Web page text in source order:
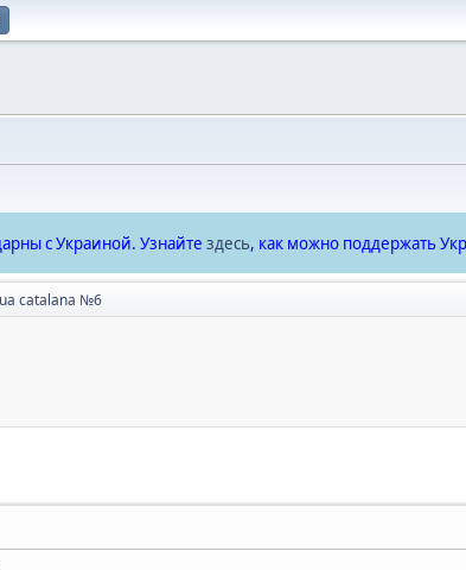
с Украиной. Узнайте здесь, как можно поддержать
catalana №6